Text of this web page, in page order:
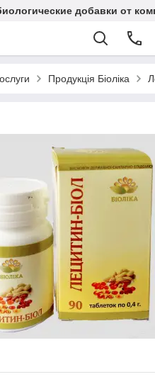
добавки от
Продукція Біоліка